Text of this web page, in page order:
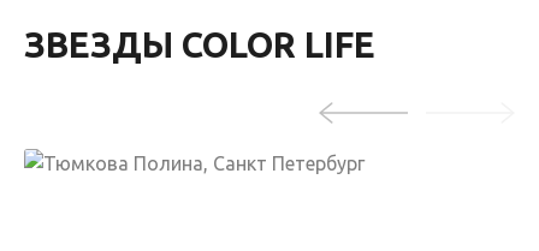
ЗВЕЗДЫ COLOR LIFE